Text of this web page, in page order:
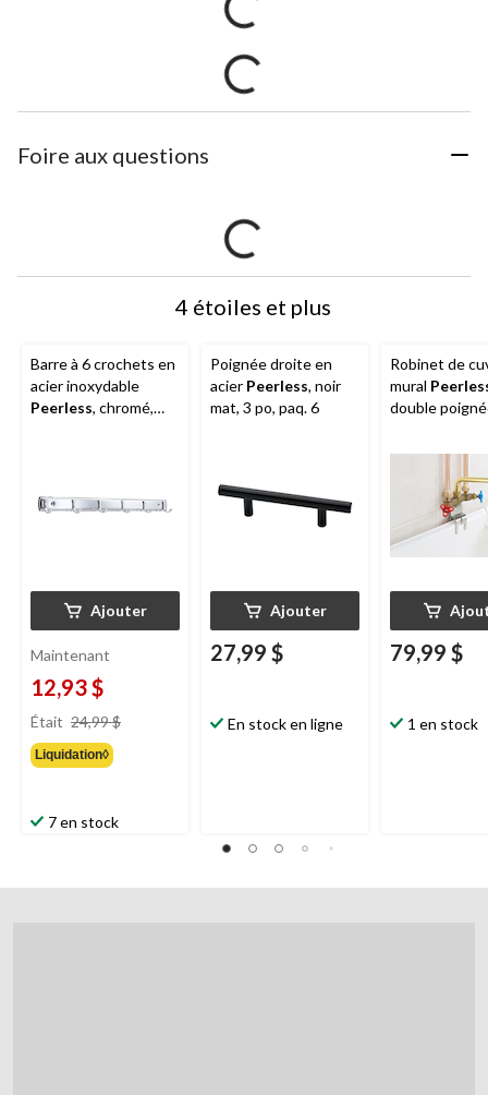
Foire aux questions
4 étoiles et plus
Barre à 6 crochets en
acier inoxydable
Peerless, chromé,
Ajouter
Maintenant
12,93 $
Était 24,99 $
Liquidation◊
7 en stock
Poignée droite en
acier Peerless, noir
mat, 3 po, paq. 6
Ajouter
27,99 $
En stock en ligne
Robinet de
mural
double
79,99 $
1 en stock